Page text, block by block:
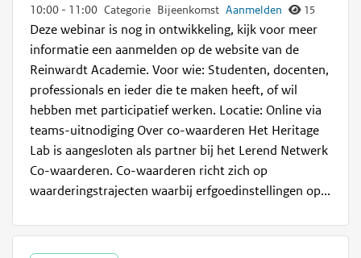
10:00 - 11:00 Categorie Bijeenkomst Aanmelden 15
Deze webinar is nog in ontwikkeling, kijk voor meer
informatie een aanmelden op de website van de
Reinwardt Academie. Voor wie: Studenten, docenten,
professionals en ieder die te maken heeft, of wil
hebben met participatief werken. Locatie: Online via
teams-uitnodiging Over co-waarderen Het Heritage
Lab is aangesloten als partner bij het Lerend Netwerk
Co-waarderen. Co-waarderen richt zich op
waarderingstrajecten waarbij erfgoedinstellingen op...